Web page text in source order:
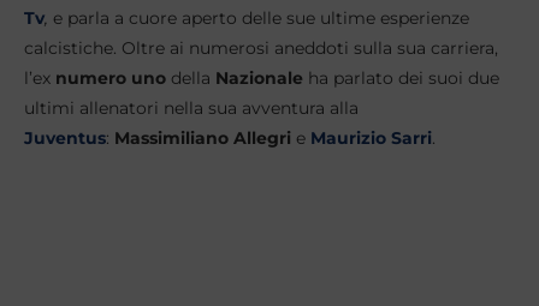
Tv, e parla a cuore aperto delle sue ultime esperienze
calcistiche. Oltre ai numerosi aneddoti sulla sua carriera,
l’ex numero uno della Nazionale ha parlato dei suoi due
ultimi allenatori nella sua avventura alla
Juventus: Massimiliano Allegri e Maurizio Sarri.